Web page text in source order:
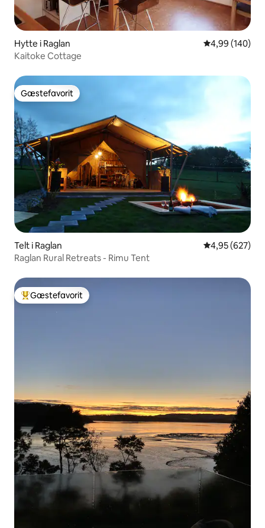
Hytte i Raglan 4,99 ud af 5 i
4,99 (140)
Kaitoke Cottage
Gæstefavorit
Gæstefavorit
Telt i Raglan 4,95 ud af 5 i
4,95 (627)
Raglan Rural Retreats - Rimu Tent
Bedste gæstefavorit
Gæstefavorit